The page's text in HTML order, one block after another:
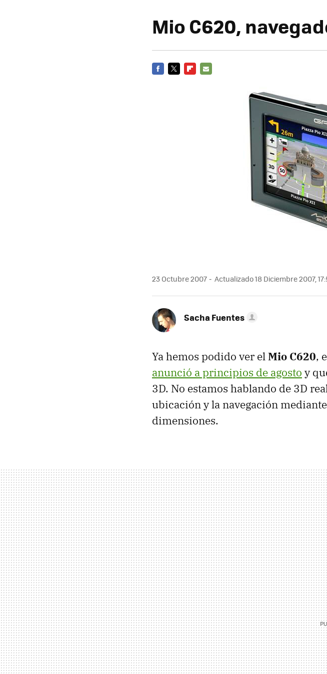
Mio C620,
23 Octubre 2007 Actualizado 18 Diciembre 2007,
Sacha Fuentes
Ya hemos podido ver elMio C620,
anunció a principios de agosto y
3D. No estamos hablando de 3D
ubicación y la navegación
dimensiones.